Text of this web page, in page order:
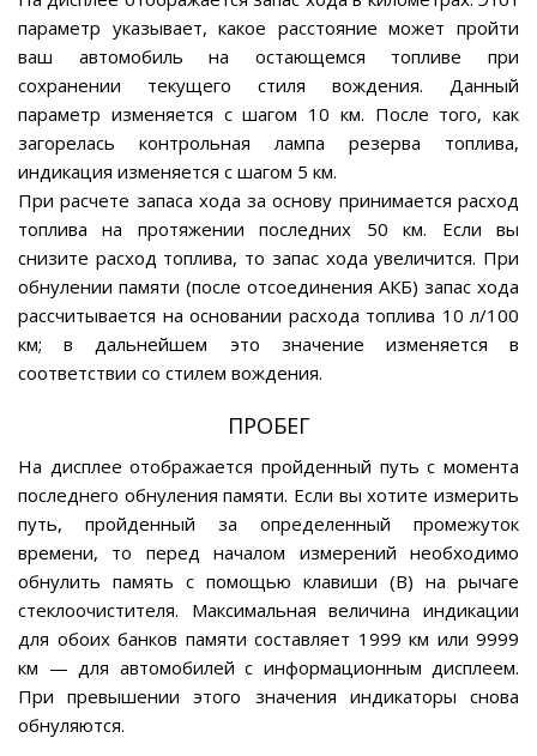
параметр указывает, какое расстояние может пройти
ваш автомобиль на остающемся топливе при
сохранении текущего стиля вождения. Данный
параметр изменяется с шагом 10 км. После того, как
загорелась контрольная лампа резерва топлива,
индикация изменяется с шагом 5 км.
При расчете запаса хода за основу принимается расход
топлива на протяжении последних 50 км. Если вы
снизите расход топлива, то запас хода увеличится. При
обнулении памяти (после отсоединения АКБ) запас хода
рассчитывается на основании расхода топлива 10 л/100
км; в дальнейшем это значение изменяется в
соответствии со стилем вождения.
ПРОБЕГ
На дисплее отображается пройденный путь с момента
последнего обнуления памяти. Если вы хотите измерить
путь, пройденный за определенный промежуток
времени, то перед началом измерений необходимо
обнулить память с помощью клавиши (В) на рычаге
стеклоочистителя. Максимальная величина индикации
для обоих банков памяти составляет 1999 км или 9999
км — для автомобилей с информационным дисплеем.
При превышении этого значения индикаторы снова
обнуляются.